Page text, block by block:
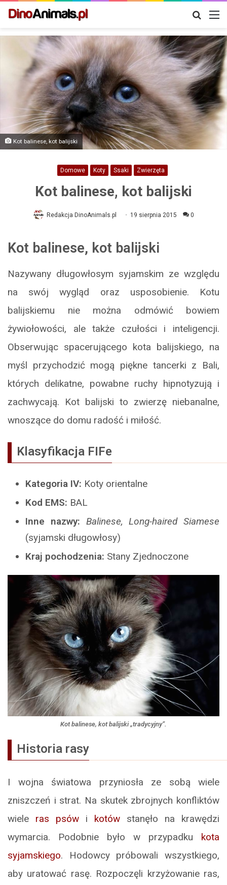
Szukaj
Kot balinese, kot balijski
Domowe Koty Ssaki Zwierzęta
Kot balinese, kot balijski
Redakcja DinoAnimals.pl 19 sierpnia 2015 0
Kot balinese, kot balijski
Nazywany długowłosym syjamskim ze względu
na swój wygląd oraz usposobienie. Kotu
balijskiemu nie można odmówić bowiem
żywiołowości, ale także czułości i inteligencji.
Obserwując spacerującego kota balijskiego, na
myśl przychodzić mogą piękne tancerki z Bali,
których delikatne, powabne ruchy hipnotyzują i
zachwycają. Kot balijski to zwierzę niebanalne,
wnoszące do domu radość i miłość.
Klasyfikacja FIFe
Kategoria IV: Koty orientalne
Kod EMS: BAL
Inne nazwy: Balinese, Long-haired Siamese
(syjamski długowłosy)
Kraj pochodzenia: Stany Zjednoczone
Kot balinese, kot balijski „tradycyjny”.
Historia rasy
I wojna światowa przyniosła ze sobą wiele
zniszczeń i strat. Na skutek zbrojnych konfliktów
wiele ras psów i kotów stanęło na krawędzi
wymarcia. Podobnie było w przypadku kota
syjamskiego. Hodowcy próbowali wszystkiego,
aby uratować rasę. Rozpoczęli krzyżowanie ras,